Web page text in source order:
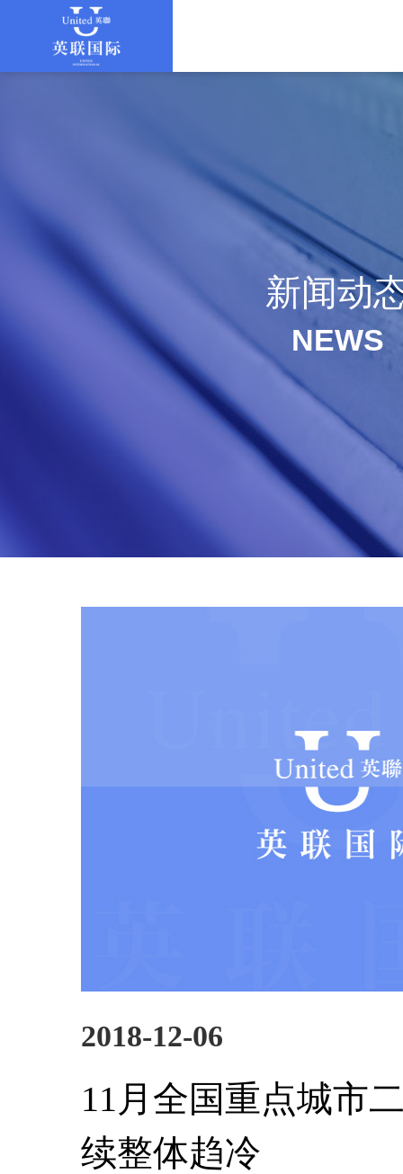
新闻动
NEWS
2018-12-06
11月全国重点城市
续整体趋冷